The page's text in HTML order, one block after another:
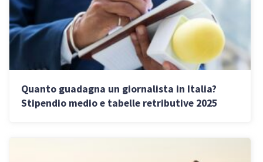
Quanto guadagna un giornalista in Italia?
Stipendio medio e tabelle retributive 2025